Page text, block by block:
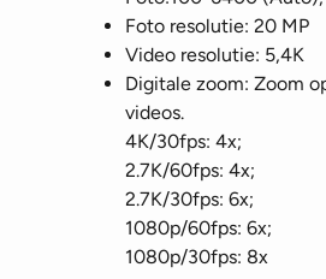
Foto resolutie: 20 MP
Video resolutie: 5,4K
Digitale zoom: Zoom
videos.
4K/30fps: 4x;
2.7K/60fps: 4x;
2.7K/30fps: 6x;
1080p/60fps: 6x;
1080p/30fps: 8x